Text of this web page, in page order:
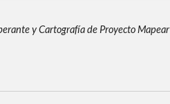
y Cartografía de Proyecto Mapear